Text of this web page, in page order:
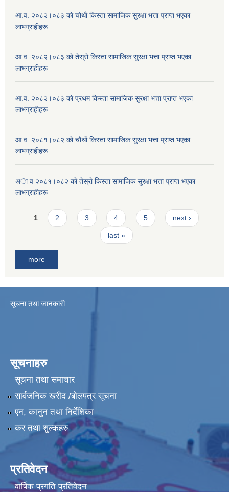
आ.व. २०८२।०८३ काे चोथाै‌ किस्ता सामाजिक सुरक्षा भत्ता प्राप्त भएका
लाभग्राहीहरू
आ.व. २०८२।०८३ काे तेस्राे किस्ता सामाजिक सुरक्षा भत्ता प्राप्त भएका
लाभग्राहीहरू
आ.व. २०८२।०८३ काे प्रथम किस्ता सामाजिक सुरक्षा भत्ता प्राप्त भएका
लाभग्राहीहरू
आ.व. २०८१।०८२ काे चाैथाें किस्ता सामाजिक सुरक्षा भत्ता प्राप्त भएका
लाभग्राहीहरू
अा व २०८१।०८२ काे तेस्राे किस्ता सामाजिक सुरक्षा भत्ता प्राप्त भएका
लाभग्राहीहरू
Pages
1 2 3 4 5 next ›
last »
more
सूचना तथा जानकारी
सूचनाहरु
सूचना तथा समाचार
सार्वजनिक खरीद /बोलपत्र सूचना
एन, कानुन तथा निर्देशिका
कर तथा शुल्कहरु
प्रतिवेदन
वार्षिक प्रगति प्रतिवेदन